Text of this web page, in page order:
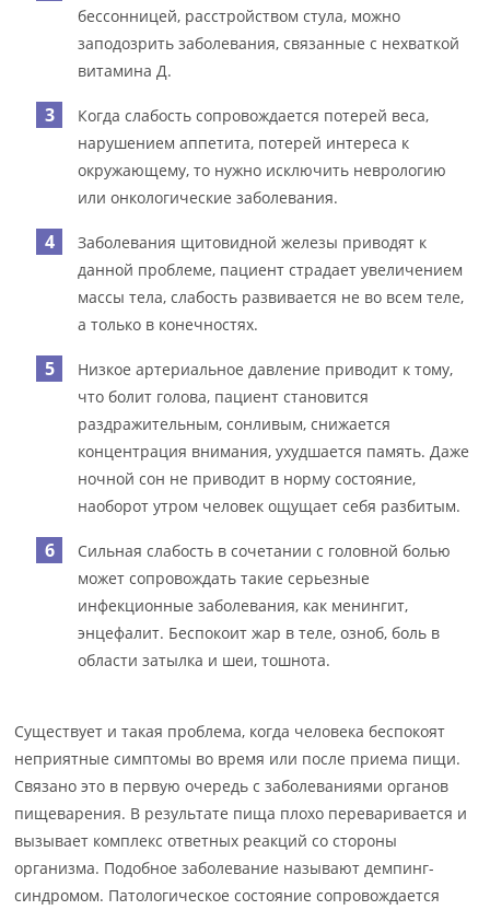
бессонницей, расстройством стула, можно
заподозрить заболевания, связанные с нехваткой
витамина Д.
Когда слабость сопровождается потерей веса,
нарушением аппетита, потерей интереса к
окружающему, то нужно исключить неврологию
или онкологические заболевания.
Заболевания щитовидной железы приводят к
данной проблеме, пациент страдает увеличением
массы тела, слабость развивается не во всем теле,
а только в конечностях.
Низкое артериальное давление приводит к тому,
что болит голова, пациент становится
раздражительным, сонливым, снижается
концентрация внимания, ухудшается память. Даже
ночной сон не приводит в норму состояние,
наоборот утром человек ощущает себя разбитым.
Сильная слабость в сочетании с головной болью
может сопровождать такие серьезные
инфекционные заболевания, как менингит,
энцефалит. Беспокоит жар в теле, озноб, боль в
области затылка и шеи, тошнота.
Существует и такая проблема, когда человека беспокоят
неприятные симптомы во время или после приема пищи.
Связано это в первую очередь с заболеваниями органов
пищеварения. В результате пища плохо переваривается и
вызывает комплекс ответных реакций со стороны
организма. Подобное заболевание называют демпинг-
синдромом. Патологическое состояние сопровождается